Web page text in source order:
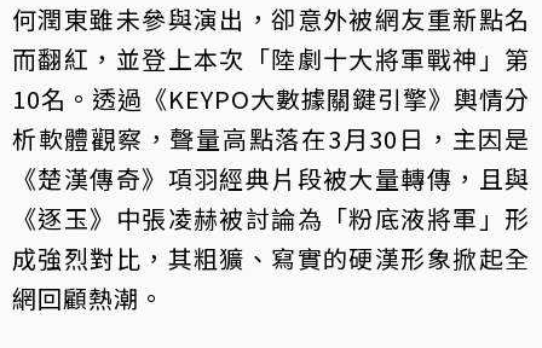
何潤東雖未參與演出，卻意外被網友重新點名
而翻紅，並登上本次「陸劇十大將軍戰神」第
10名。透過《KEYPO大數據關鍵引擎》輿情分
析軟體觀察，聲量高點落在3月30日，主因是
《楚漢傳奇》項羽經典片段被大量轉傳，且與
《逐玉》中張凌赫被討論為「粉底液將軍」形
成強烈對比，其粗獷、寫實的硬漢形象掀起全
網回顧熱潮。